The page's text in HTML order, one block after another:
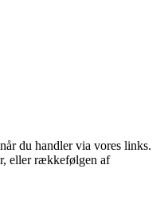
du handler via vores links.
eller rækkefølgen af